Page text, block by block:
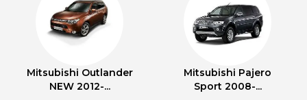
Mitsubishi Outlander
NEW 2012-...
Mitsubishi Pajero
Sport 2008-...